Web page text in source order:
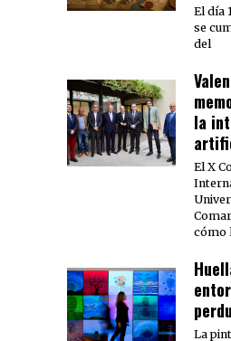
El día
se
del
la
El X
cómo
La